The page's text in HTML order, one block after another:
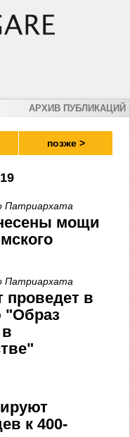
АРХИВ ПУБЛИКАЦИЙ
позже >
Патриархата
мощи
Патриархата
проведет в
"Образ
к 400-